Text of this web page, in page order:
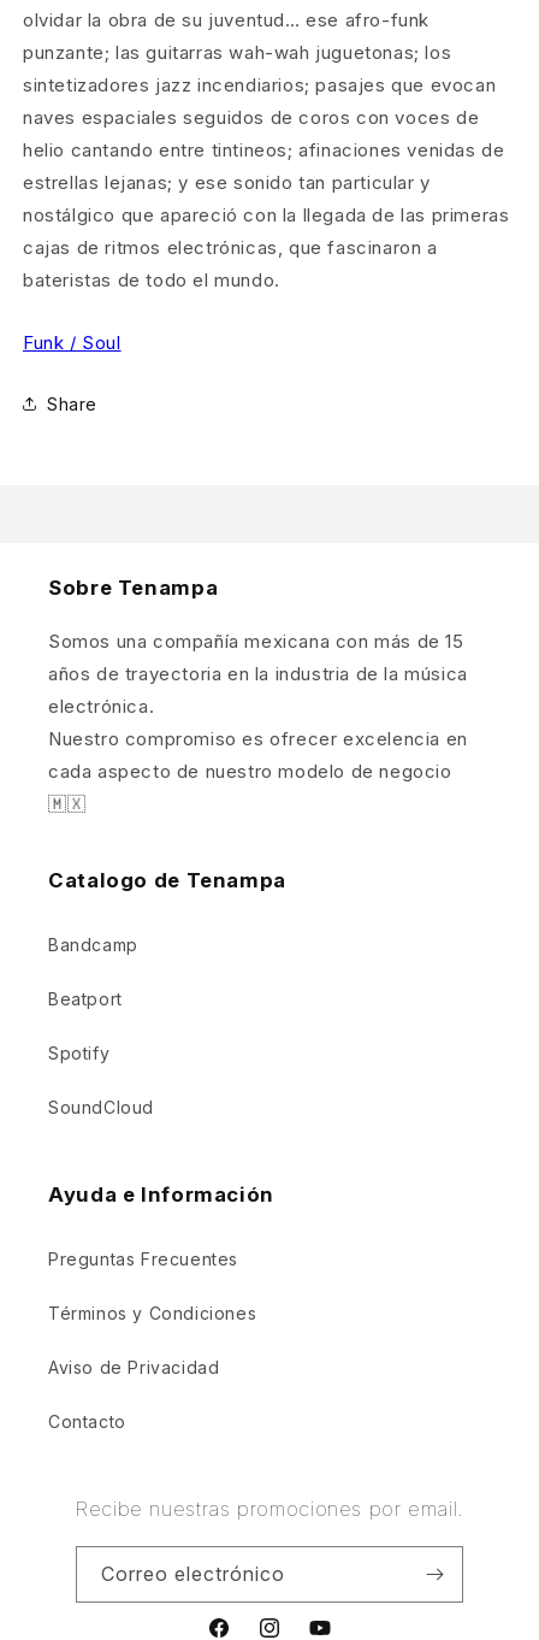
olvidar la obra de su juventud… ese afro-funk
punzante; las guitarras wah-wah juguetonas; los
sintetizadores jazz incendiarios; pasajes que evocan
naves espaciales seguidos de coros con voces de
helio cantando entre tintineos; afinaciones venidas de
estrellas lejanas; y ese sonido tan particular y
nostálgico que apareció con la llegada de las primeras
cajas de ritmos electrónicas, que fascinaron a
bateristas de todo el mundo.
Funk / Soul
Share
Sobre Tenampa
Somos una compañía mexicana con más de 15
años de trayectoria en la industria de la música
electrónica.
Nuestro compromiso es ofrecer excelencia en
cada aspecto de nuestro modelo de negocio
🇲🇽
Catalogo de Tenampa
Bandcamp
Beatport
Spotify
SoundCloud
Ayuda e Información
Preguntas Frecuentes
Términos y Condiciones
Aviso de Privacidad
Contacto
Recibe nuestras promociones por email.
Correo electrónico